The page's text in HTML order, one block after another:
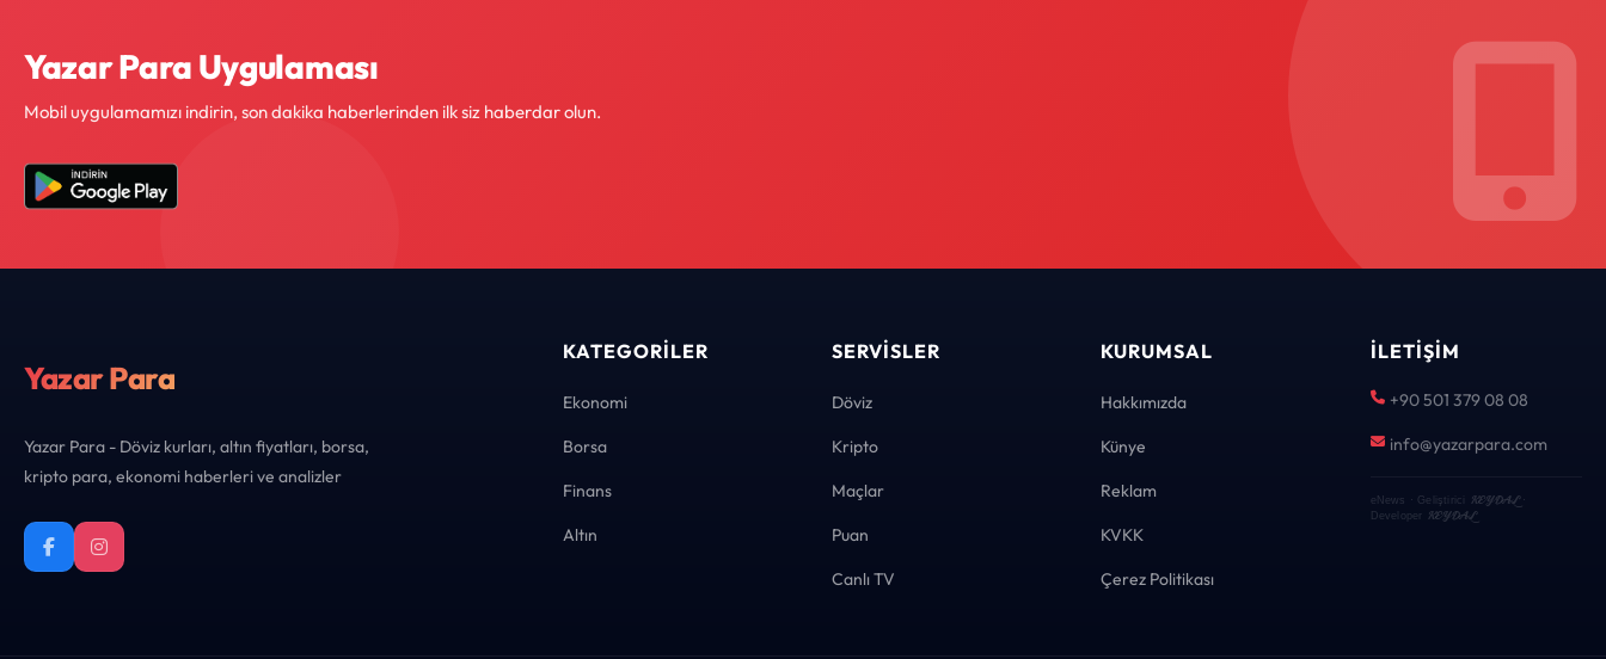
Yazar Para Uygulaması
Mobil uygulamamızı indirin, son dakika haberlerinden ilk siz haberdar olun.
Yazar Para
Yazar Para - Döviz kurları, altın fiyatları, borsa,
kripto para, ekonomi haberleri ve analizler
KATEGORILER
Ekonomi
Borsa
Finans
Altın
SERVISLER
Döviz
Kripto
Maçlar
Puan
Canlı TV
KURUMSAL
Hakkımızda
Künye
Reklam
KVKK
Çerez Politikası
İLETIŞIM
+90 501 379 08 08
info@yazarpara.com
eNews · Geliştirici KEYDAL·
Developer KEYDAL